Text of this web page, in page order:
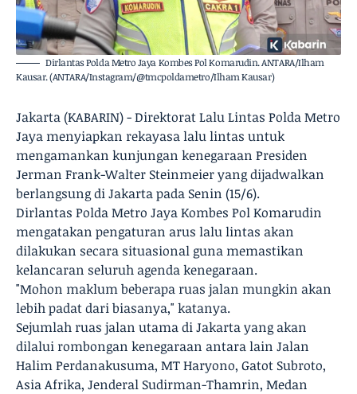
Dirlantas Polda Metro Jaya Kombes Pol Komarudin. ANTARA/Ilham
Kausar. (ANTARA/Instagram/@tmcpoldametro/Ilham Kausar)
Jakarta (KABARIN) - Direktorat Lalu Lintas Polda Metro
Jaya menyiapkan rekayasa lalu lintas untuk
mengamankan kunjungan kenegaraan Presiden
Jerman Frank-Walter Steinmeier yang dijadwalkan
berlangsung di Jakarta pada Senin (15/6).
Dirlantas Polda Metro Jaya Kombes Pol Komarudin
mengatakan pengaturan arus lalu lintas akan
dilakukan secara situasional guna memastikan
kelancaran seluruh agenda kenegaraan.
"Mohon maklum beberapa ruas jalan mungkin akan
lebih padat dari biasanya," katanya.
Sejumlah ruas jalan utama di Jakarta yang akan
dilalui rombongan kenegaraan antara lain Jalan
Halim Perdanakusuma, MT Haryono, Gatot Subroto,
Asia Afrika, Jenderal Sudirman-Thamrin, Medan